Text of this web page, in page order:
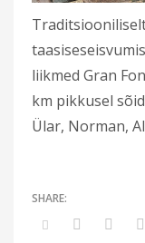
liikmed Gran
km pikkusel
Ülar, Norman,